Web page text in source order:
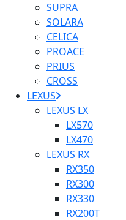
SUPRA
SOLARA
CELICA
PROACE
PRIUS
CROSS
LEXUS
LEXUS LX
LX570
LX470
LEXUS RX
RX350
RX300
RX330
RX200T